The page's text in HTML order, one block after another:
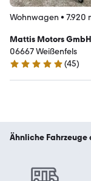
Wohnwagen • 7.920
Mattis Motors GmbH
06667 Weißenfels
4.8 Sterne
(45)
Ähnliche Fahrzeuge